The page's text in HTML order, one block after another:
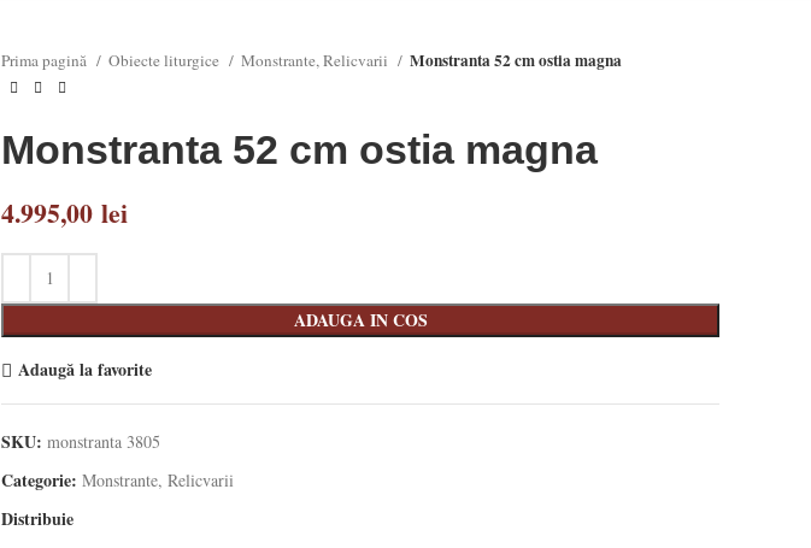
Prima pagină
Obiecte liturgice Monstrante, Relicvarii Monstranta 52 cm ostia magna
Monstranta 52 cm ostia magna
4.995,00 lei
ADAUGA IN COS
Adaugă la favorite
SKU: monstranta 3805
Categorie: Monstrante, Relicvarii
Distribuie